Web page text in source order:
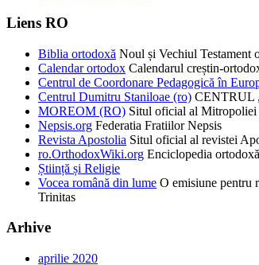
Liens RO
Biblia ortodoxă Noul și Vechiul Testament
Calendar ortodox Calendarul creștin-
Centrul de Coordonare Pedagogică în
Centrul Dumitru Staniloae (ro) CENTRUL
MOREOM (RO) Situl oficial al Mitropoliei
Nepsis.org Federatia Fratiilor Nepsis
Revista Apostolia Situl oficial al revistei
ro.OrthodoxWiki.org Enciclopedia
Știință și Religie
Vocea română din lume O emisiune pentru
Trinitas
Arhive
aprilie 2020